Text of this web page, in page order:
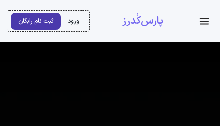
پارس‌کُدرز ورود ثبت نام رایگان